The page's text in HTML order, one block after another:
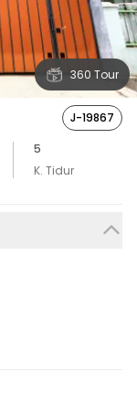
360 Tour
J-19867
5
K. Tidur